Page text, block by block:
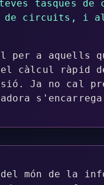
tasques de
de circuits, i
per a aquells
càlcul ràpid de
Ja no cal
del món de la